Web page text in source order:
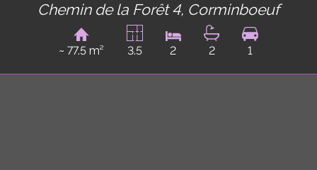
Chemin de la Forêt 4, Corminboeuf
~ 77.5 m² 3.5 2 2 1